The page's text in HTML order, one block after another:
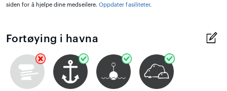
siden for å hjelpe dine medseilere. Oppdater fasiliteter.
Fortøying i havna